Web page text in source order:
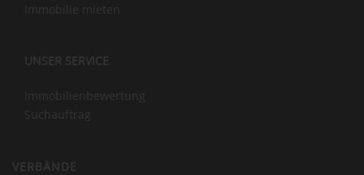
Immobilie mieten
UNSER SERVICE
Immobilienbewertung
Suchauftrag
VERBÄNDE